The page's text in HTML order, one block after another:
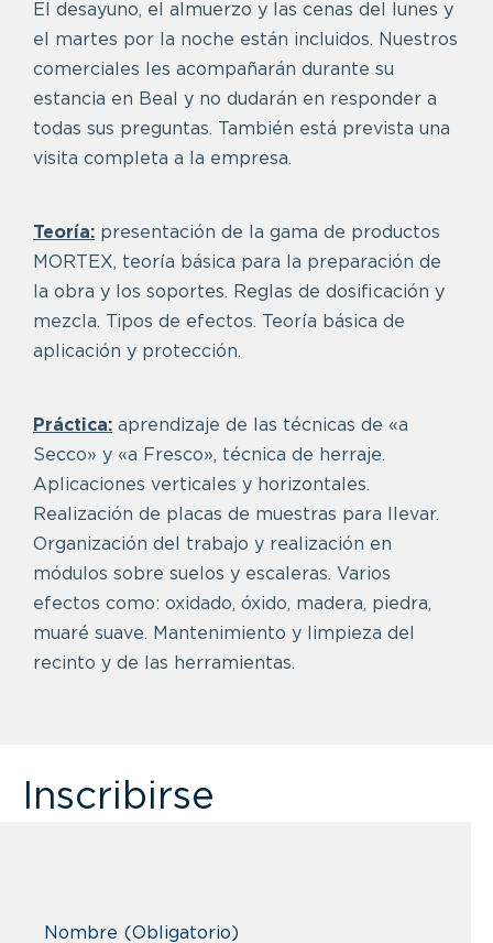
El desayuno, el almuerzo y las cenas del lunes y
el martes por la noche están incluidos. Nuestros
comerciales les acompañarán durante su
estancia en Beal y no dudarán en responder a
todas sus preguntas. También está prevista una
visita completa a la empresa.
Teoría: presentación de la gama de productos
MORTEX, teoría básica para la preparación de
la obra y los soportes. Reglas de dosificación y
mezcla. Tipos de efectos. Teoría básica de
aplicación y protección.
Práctica: aprendizaje de las técnicas de «a
Secco» y «a Fresco», técnica de herraje.
Aplicaciones verticales y horizontales.
Realización de placas de muestras para llevar.
Organización del trabajo y realización en
módulos sobre suelos y escaleras. Varios
efectos como: oxidado, óxido, madera, piedra,
muaré suave. Mantenimiento y limpieza del
recinto y de las herramientas.
Inscribirse
Nombre (Obligatorio)